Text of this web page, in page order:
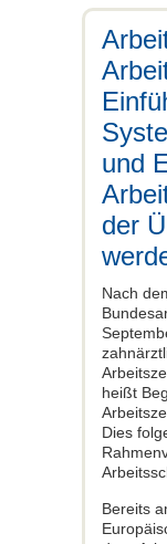
und
der
Nach
heißt
Dies
Bereits